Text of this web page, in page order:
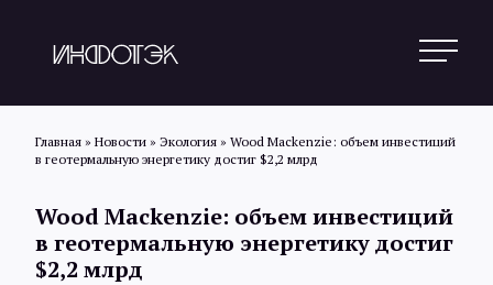
Главная » Новости » Экология » Wood Mackenzie: объем инвестиций
в геотермальную энергетику достиг $2,2 млрд
Wood Mackenzie: объем инвестиций
в геотермальную энергетику достиг
$2,2 млрд